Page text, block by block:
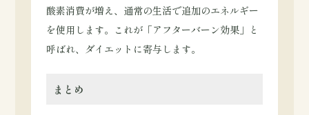
酸素消費が増え、通常の生活で追加のエネルギー
を使用します。これが「アフターバーン効果」と
呼ばれ、ダイエットに寄与します。
まとめ